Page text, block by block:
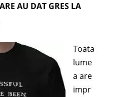
AU DAT GRES LA
Toata
lume
a are
impr